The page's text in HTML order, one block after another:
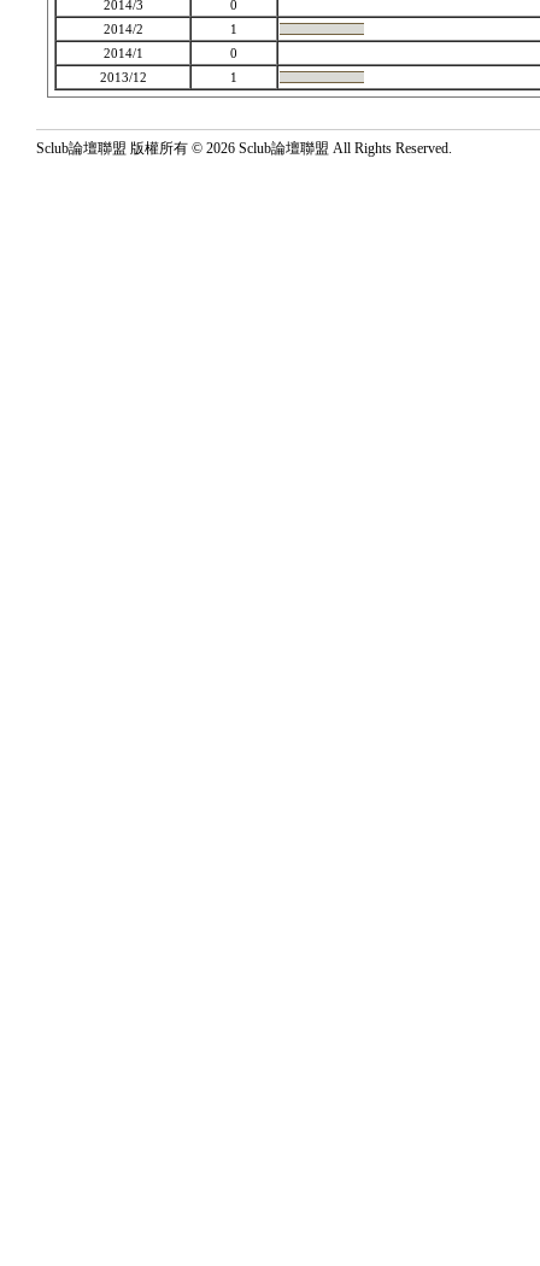
2014/3
0
2014/2
1
2014/1
0
2013/12
1
Sclub論壇聯盟 版權所有 © 2026 Sclub論壇聯盟 All Rights Reserved.